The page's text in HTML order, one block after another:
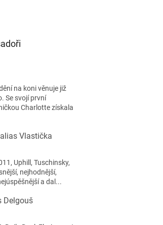
na koni věnuje již
Se svojí první
Charlotte získala
Vlastička
Uphill, Tuschinsky,
nejhodnější,
a dal...
Delgouš